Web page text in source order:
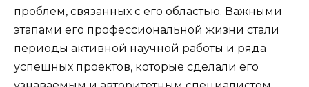
проблем, связанных с его областью. Важными
этапами его профессиональной жизни стали
периоды активной научной работы и ряда
успешных проектов, которые сделали его